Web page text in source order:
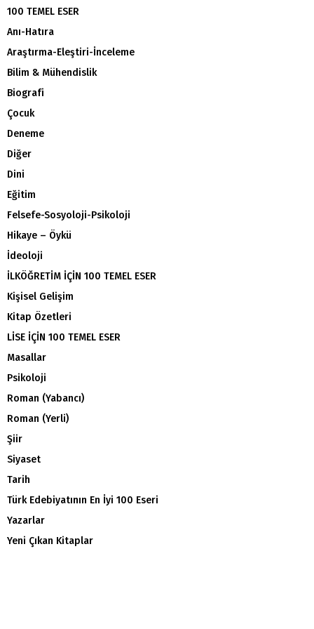
100 TEMEL ESER
Anı-Hatıra
Araştırma-Eleştiri-İnceleme
Bilim & Mühendislik
Biografi
Çocuk
Deneme
Diğer
Dini
Eğitim
Felsefe-Sosyoloji-Psikoloji
Hikaye – Öykü
İdeoloji
İLKÖĞRETİM İÇİN 100 TEMEL ESER
Kişisel Gelişim
Kitap Özetleri
LİSE İÇİN 100 TEMEL ESER
Masallar
Psikoloji
Roman (Yabancı)
Roman (Yerli)
Şiir
Siyaset
Tarih
Türk Edebiyatının En İyi 100 Eseri
Yazarlar
Yeni Çıkan Kitaplar